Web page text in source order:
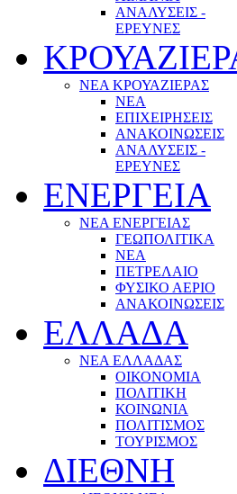
ΑΝΑΛΥΣΕΙΣ -
ΕΡΕΥΝΕΣ
ΝΕΑ ΚΡΟΥΑΖΙΕΡΑΣ
NEA
ΕΠΙΧΕΙΡΗΣΕΙΣ
ΑΝΑΚΟΙΝΩΣΕΙΣ
ΑΝΑΛΥΣΕΙΣ -
ΕΡΕΥΝΕΣ
ΕΝΕΡΓΕΙΑ
ΝΕΑ ΕΝΕΡΓΕΙΑΣ
ΓΕΩΠΟΛΙΤΙΚΑ
ΝΕΑ
ΠΕΤΡΕΛΑΙΟ
ΦΥΣΙΚΟ ΑΕΡΙΟ
ΑΝΑΚΟΙΝΩΣΕΙΣ
ΕΛΛΑΔΑ
ΝΕΑ ΕΛΛΑΔΑΣ
ΟΙΚΟΝΟΜΙΑ
ΠΟΛΙΤΙΚΗ
ΚΟΙΝΩΝΙΑ
ΠΟΛΙΤΙΣΜΟΣ
ΤΟΥΡΙΣΜΟΣ
ΔΙΕΘΝΗ